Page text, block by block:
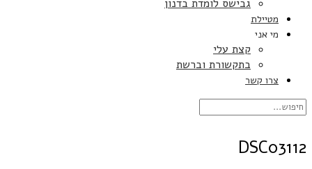
גבישס לומדת בדנון
מטיילת
מי אני
קצת עלי
בתקשורת וברשת
צרו קשר
DSC03112